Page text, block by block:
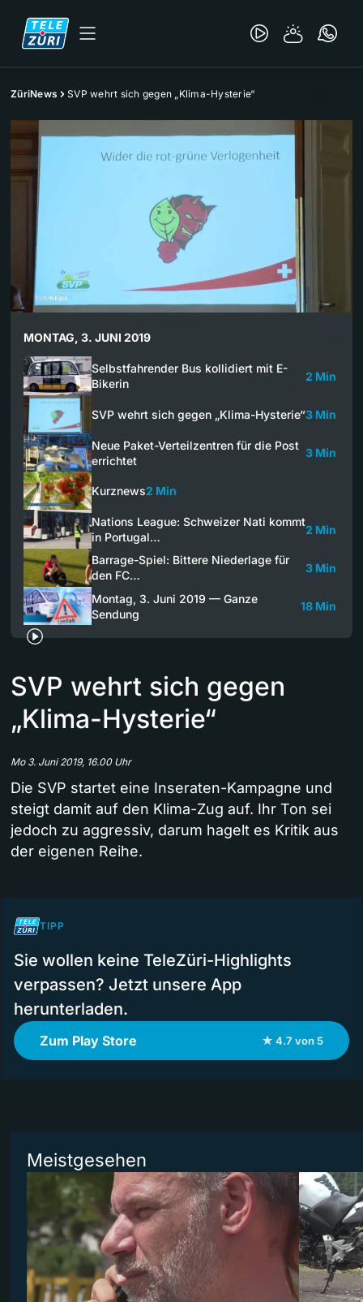
ZüriNews SVP wehrt sich gegen „Klima-Hysterie“
MONTAG, 3. JUNI 2019
Selbstfahrender Bus kollidiert mit E-
Bikerin
2 Min
SVP wehrt sich gegen „Klima-Hysterie“3 Min
Neue Paket-Verteilzentren für die Post
errichtet
3 Min
Kurznews2 Min
Nations League: Schweizer Nati kommt
in Portugal…
2 Min
Barrage-Spiel: Bittere Niederlage für
den FC…
3 Min
Montag, 3. Juni 2019 — Ganze
Sendung
18 Min
SVP wehrt sich gegen
„Klima-Hysterie“
Mo 3. Juni 2019, 16.00 Uhr
Die SVP startet eine Inseraten-Kampagne und
steigt damit auf den Klima-Zug auf. Ihr Ton sei
jedoch zu aggressiv, darum hagelt es Kritik aus
der eigenen Reihe.
TIPP
Sie wollen keine TeleZüri-Highlights
verpassen? Jetzt unsere App
herunterladen.
Zum Play Store ★ 4.7 von 5
Meistgesehen